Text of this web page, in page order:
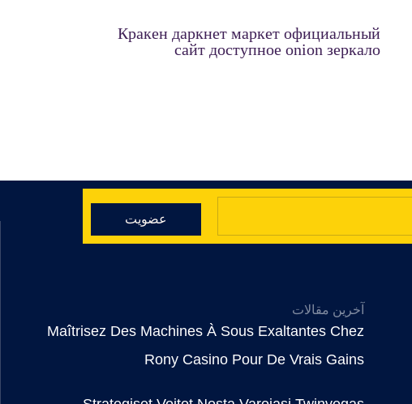
Кракен даркнет маркет официальный
сайт доступное onion зеркало
عضویت
آخرین مقالات
Maîtrisez Des Machines À Sous Exaltantes Chez
Rony Casino Pour De Vrais Gains